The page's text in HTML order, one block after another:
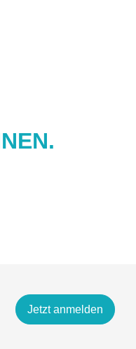
Jetzt anmelden